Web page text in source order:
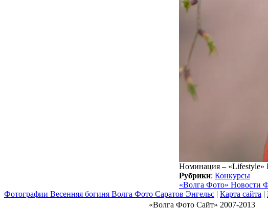
Номинация – «Lifestyle»
Рубрики: Конкурсы
«Волга Фото» Новости
Фотографии Весенняя богиня Волга Фото Саратов Энгельс | Карта сайта |
«Волга Фото Сайт» 2007-2013